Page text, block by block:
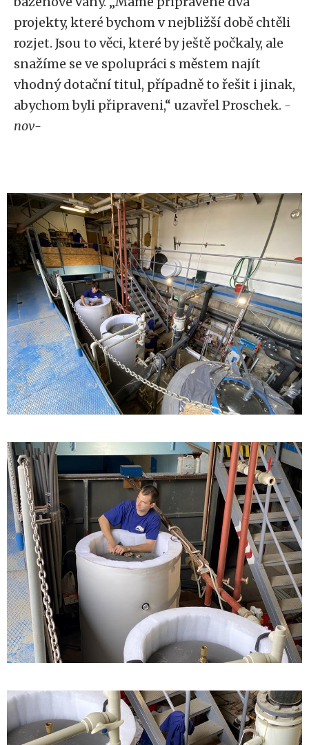
projekty, které bychom v nejbližší době chtěli
rozjet. Jsou to věci, které by ještě počkaly, ale
snažíme se ve spolupráci s městem najít
vhodný dotační titul, případně to řešit i jinak,
abychom byli připraveni,“ uzavřel Proschek. -
nov-